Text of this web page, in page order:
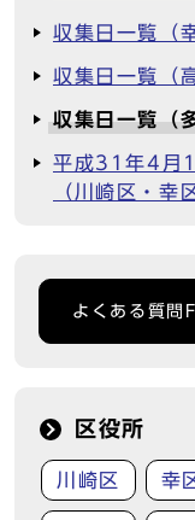
収集日一覧（
収集日一覧（
収集日一覧（
平成31年4月1
（川崎区・幸
よくある質問
区役所
川崎区 幸